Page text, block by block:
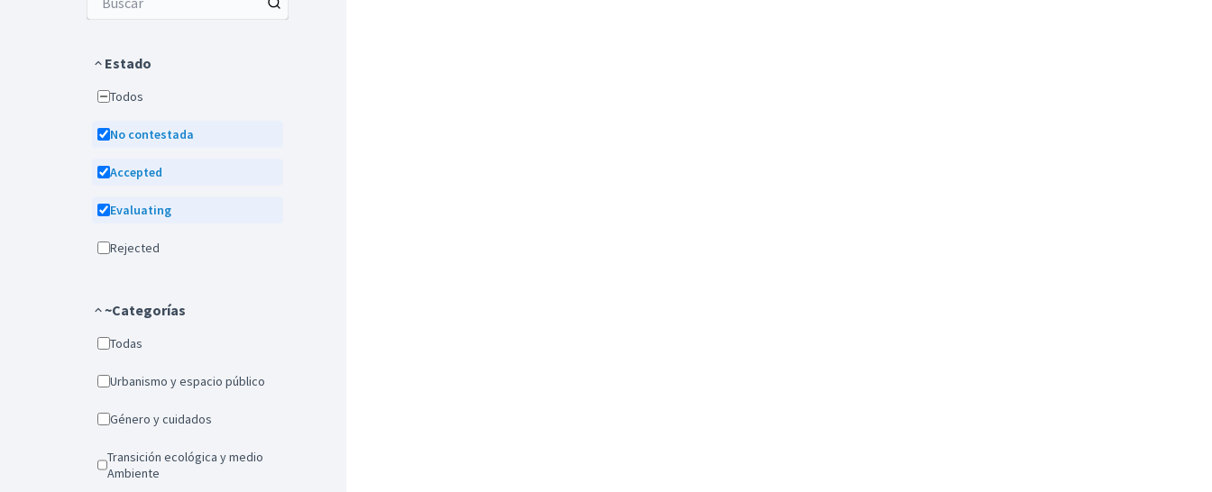
Estado
Todos
No contestada
Accepted
Evaluating
Rejected
~Categorías
Todas
Urbanismo y espacio público
Género y cuidados
Transición ecológica y medio
Ambiente